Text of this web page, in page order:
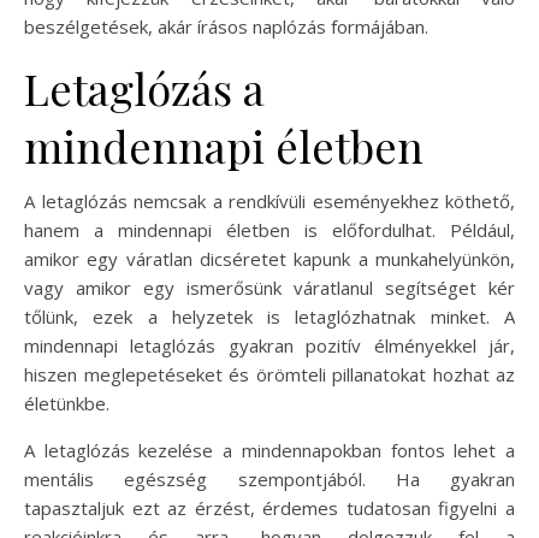
beszélgetések, akár írásos naplózás formájában.
Letaglózás a
mindennapi életben
A letaglózás nemcsak a rendkívüli eseményekhez köthető,
hanem a mindennapi életben is előfordulhat. Például,
amikor egy váratlan dicséretet kapunk a munkahelyünkön,
vagy amikor egy ismerősünk váratlanul segítséget kér
tőlünk, ezek a helyzetek is letaglózhatnak minket. A
mindennapi letaglózás gyakran pozitív élményekkel jár,
hiszen meglepetéseket és örömteli pillanatokat hozhat az
életünkbe.
A letaglózás kezelése a mindennapokban fontos lehet a
mentális egészség szempontjából. Ha gyakran
tapasztaljuk ezt az érzést, érdemes tudatosan figyelni a